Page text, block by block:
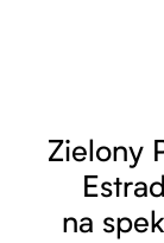
Zielony
na